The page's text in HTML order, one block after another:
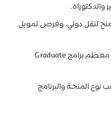
والدكتوراه.
تنقل دولي، وفرص تمويل
الإنجليزية (في معظم برامج Graduate
المنحة والبرنامج